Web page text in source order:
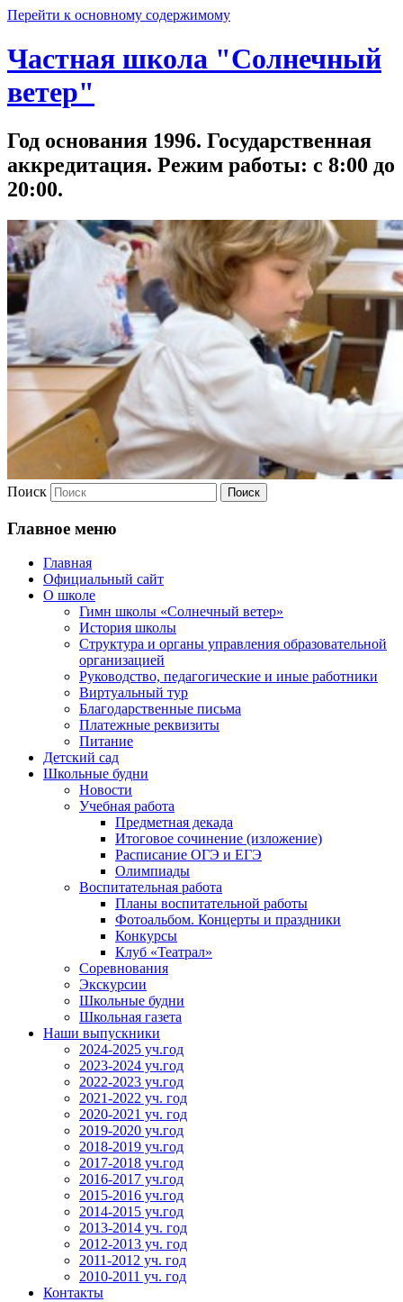
Перейти к основному содержимому
Частная школа "Солнечный
ветер"
Год основания 1996. Государственная
аккредитация. Режим работы: с 8:00 до
20:00.
Поиск
Главное меню
Главная
Официальный сайт
О школе
Гимн школы «Солнечный ветер»
История школы
Структура и органы управления образовательной
организацией
Руководство, педагогические и иные работники
Виртуальный тур
Благодарственные письма
Платежные реквизиты
Питание
Детский сад
Школьные будни
Новости
Учебная работа
Предметная декада
Итоговое сочинение (изложение)
Расписание ОГЭ и ЕГЭ
Олимпиады
Воспитательная работа
Планы воспитательной работы
Фотоальбом. Концерты и праздники
Конкурсы
Клуб «Театрал»
Соревнования
Экскурсии
Школьные будни
Школьная газета
Наши выпускники
2024-2025 уч.год
2023-2024 уч.год
2022-2023 уч.год
2021-2022 уч. год
2020-2021 уч. год
2019-2020 уч.год
2018-2019 уч.год
2017-2018 уч.год
2016-2017 уч.год
2015-2016 уч.год
2014-2015 уч.год
2013-2014 уч. год
2012-2013 уч. год
2011-2012 уч. год
2010-2011 уч. год
Контакты